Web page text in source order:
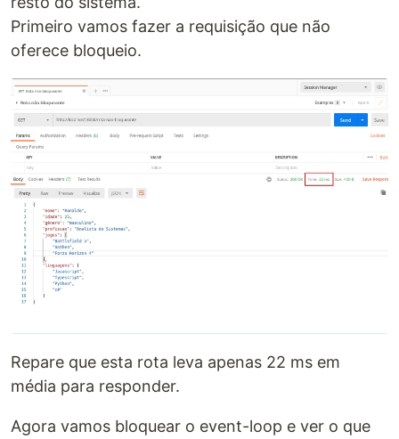
Primeiro vamos fazer a requisição que não
oferece bloqueio.
Repare que esta rota leva apenas 22 ms em
média para responder.
Agora vamos bloquear o event-loop e ver o que